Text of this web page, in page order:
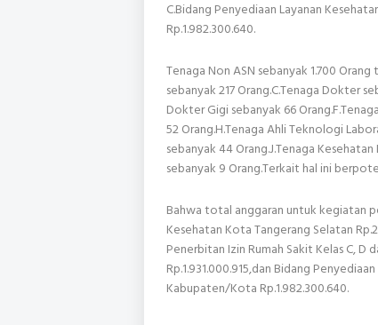
C.Bidang Penyediaan Layanan
Rp.1.982.300.640.
Tenaga Non ASN sebanyak 1.700
sebanyak 217 Orang.C.Tenaga Dokter
Dokter Gigi sebanyak 66
52 Orang.H.Tenaga Ahli Teknologi
sebanyak 44 Orang.J.Tenaga
sebanyak 9 Orang.Terkait hal ini
Bahwa total anggaran untuk kegiatan
Kesehatan Kota Tangerang Selatan
Penerbitan Izin Rumah Sakit Kelas C,
Rp.1.931.000.915,dan Bidang
Kabupaten/Kota Rp.1.982.300.640.